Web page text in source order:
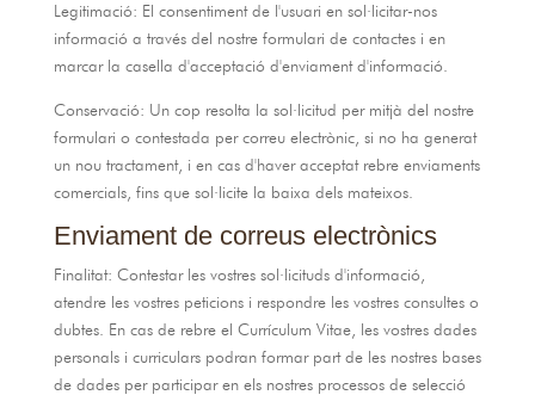
Legitimació: El consentiment de l'usuari en sol·licitar-nos
informació a través del nostre formulari de contactes i en
marcar la casella d'acceptació d'enviament d'informació.
Conservació: Un cop resolta la sol·licitud per mitjà del nostre
formulari o contestada per correu electrònic, si no ha generat
un nou tractament, i en cas d'haver acceptat rebre enviaments
comercials, fins que sol·licite la baixa dels mateixos.
Enviament de correus electrònics
Finalitat: Contestar les vostres sol·licituds d'informació,
atendre les vostres peticions i respondre les vostres consultes o
dubtes. En cas de rebre el Currículum Vitae, les vostres dades
personals i curriculars podran formar part de les nostres bases
de dades per participar en els nostres processos de selecció